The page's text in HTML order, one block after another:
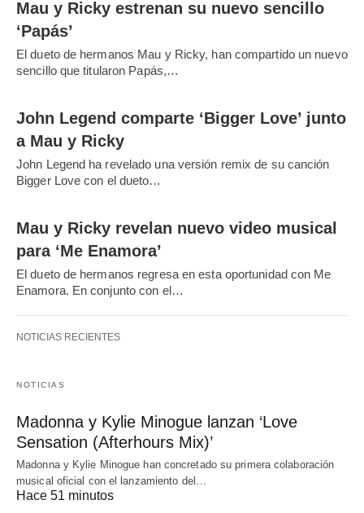
Mau y Ricky estrenan su nuevo sencillo
‘Papás’
El dueto de hermanos Mau y Ricky, han compartido un nuevo
sencillo que titularon Papás,…
John Legend comparte ‘Bigger Love’ junto
a Mau y Ricky
John Legend ha revelado una versión remix de su canción
Bigger Love con el dueto…
Mau y Ricky revelan nuevo video musical
para ‘Me Enamora’
El dueto de hermanos regresa en esta oportunidad con Me
Enamora. En conjunto con el…
NOTICIAS RECIENTES
NOTICIAS
Madonna y Kylie Minogue lanzan ‘Love
Sensation (Afterhours Mix)’
Madonna y Kylie Minogue han concretado su primera colaboración
musical oficial con el lanzamiento del…
Hace 51 minutos